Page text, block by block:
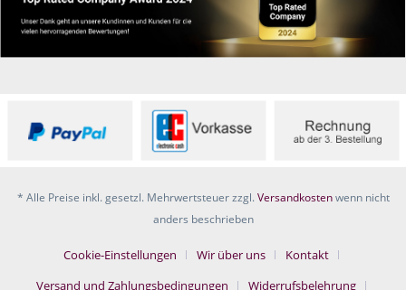
* Alle Preise inkl. gesetzl. Mehrwertsteuer zzgl.Versandkostenwenn nicht
anders beschrieben
Cookie-Einstellungen Wir über uns
Kontakt
Versand und Zahlungsbedingungen
Widerrufsbelehrung